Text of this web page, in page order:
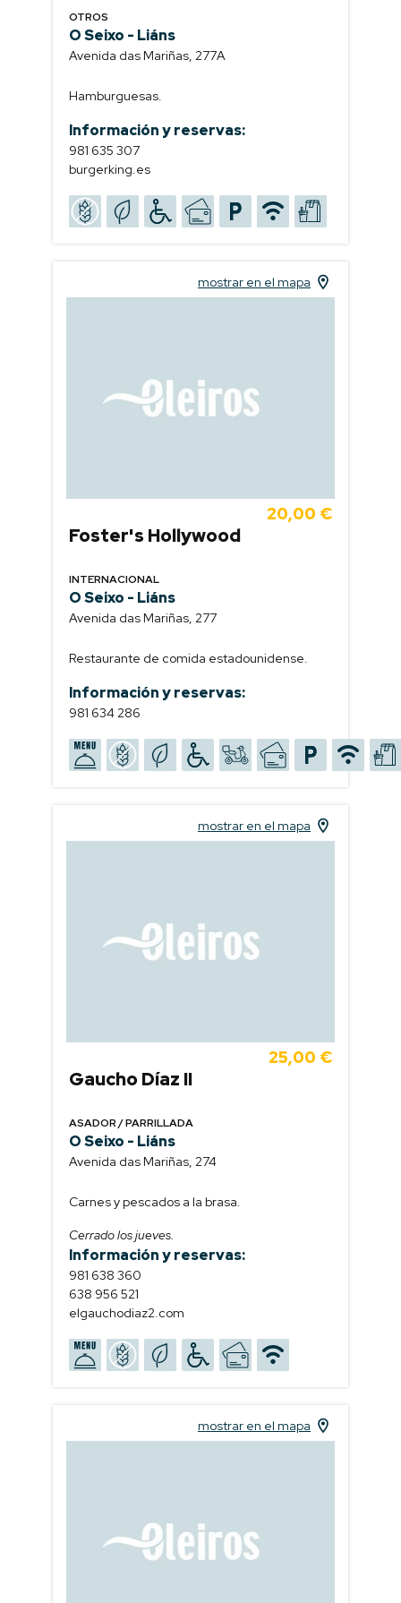
OTROS
O Seixo - Liáns
Avenida das Mariñas, 277A
Hamburguesas.
Información y reservas:
981 635 307
burgerking.es
20,00 €
Foster's Hollywood
INTERNACIONAL
O Seixo - Liáns
Avenida das Mariñas, 277
Restaurante de comida estadounidense.
Información y reservas:
981 634 286
mostrar en el mapa
25,00 €
Gaucho Díaz II
ASADOR / PARRILLADA
O Seixo - Liáns
Avenida das Mariñas, 274
Carnes y pescados a la brasa.
Cerrado los jueves.
Información y reservas:
981 638 360
638 956 521
elgauchodiaz2.com
mostrar en el mapa
mostrar en el mapa